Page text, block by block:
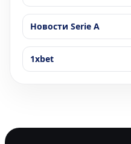
Новости Serie A
1xbet